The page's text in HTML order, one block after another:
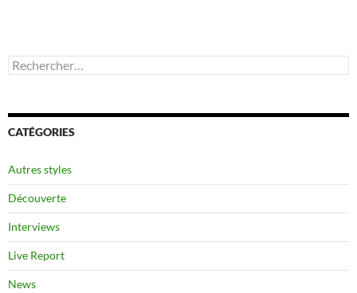
Rechercher :
CATÉGORIES
Autres styles
Découverte
Interviews
Live Report
News